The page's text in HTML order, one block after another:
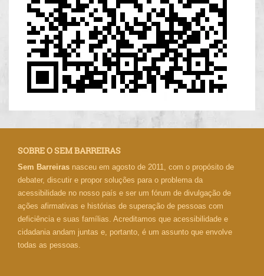
SOBRE O SEM BARREIRAS
Sem Barreiras nasceu em agosto de 2011, com o propósito de
debater, discutir e propor soluções para o problema da
acessibilidade no nosso país e ser um fórum de divulgação de
ações afirmativas e histórias de superação de pessoas com
deficiência e suas famílias. Acreditamos que acessibilidade e
cidadania andam juntas e, portanto, é um assunto que envolve
todas as pessoas.